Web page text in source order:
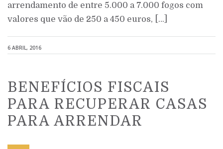
arrendamento de entre 5.000 a 7.000 fogos com
valores que vão de 250 a 450 euros, […]
6 ABRIL, 2016
BENEFÍCIOS FISCAIS
PARA RECUPERAR CASAS
PARA ARRENDAR